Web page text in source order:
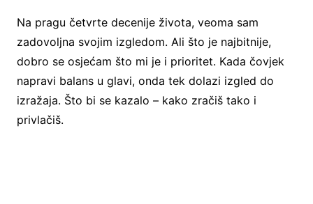
Na pragu četvrte decenije života, veoma sam
zadovoljna svojim izgledom. Ali što je najbitnije,
dobro se osjećam što mi je i prioritet. Kada čovjek
napravi balans u glavi, onda tek dolazi izgled do
izražaja. Što bi se kazalo – kako zračiš tako i
privlačiš.